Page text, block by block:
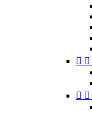
 
 